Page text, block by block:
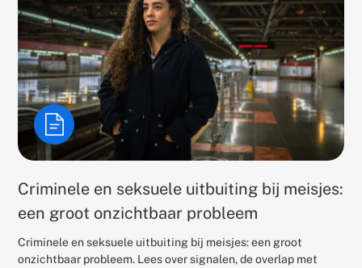
Criminele en seksuele uitbuiting bij meisjes:
een groot onzichtbaar probleem
Criminele en seksuele uitbuiting bij meisjes: een groot
onzichtbaar probleem. Lees over signalen, de overlap met